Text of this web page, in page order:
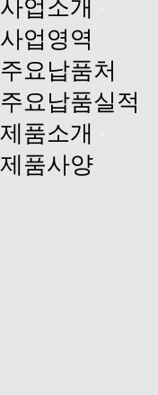
사업소개
사업영역
주요납품처
주요납품실적
제품소개
제품사양